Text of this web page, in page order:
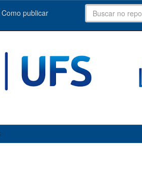
Como publicar